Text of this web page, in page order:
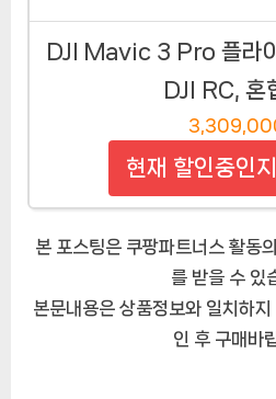
DJI Mavic 3 Pro 플라
DJI RC, 혼
현재 할인중인
본 포스팅은 쿠팡파트너스 활동
를 받을 수 있
본문내용은 상품정보와 일치하
인 후 구매바